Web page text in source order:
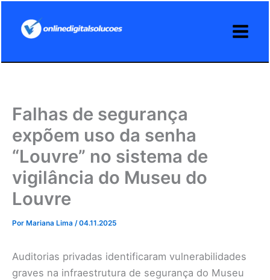
Falhas de segurança
expõem uso da senha
“Louvre” no sistema de
vigilância do Museu do
Louvre
Por Mariana Lima /04.11.2025
Auditorias privadas identificaram vulnerabilidades
graves na infraestrutura de segurança do Museu